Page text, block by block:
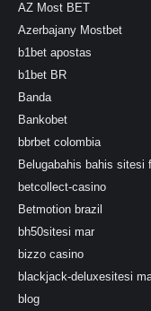
AZ Most BET
Azerbajany Mostbet
b1bet apostas
b1bet BR
Banda
Bankobet
bbrbet colombia
Belugabahis bahis sitesi
betcollect-casino
Betmotion brazil
bh50sitesi mar
bizzo casino
blackjack-deluxesitesi
blog